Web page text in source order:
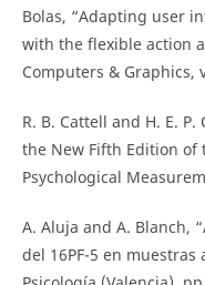
Bolas, “Adapting user
with the flexible action
Computers & Graphics,
R. B. Cattell and H. E.
the New Fifth Edition of
Psychological
A. Aluja and A. Blanch,
del 16PF-5 en